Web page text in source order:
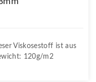
Viskosestoff ist aus
120g/m2